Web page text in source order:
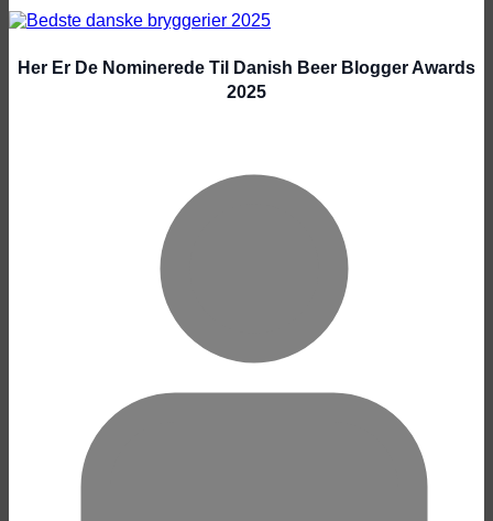
Her Er De Nominerede Til Danish Beer Blogger Awards
2025